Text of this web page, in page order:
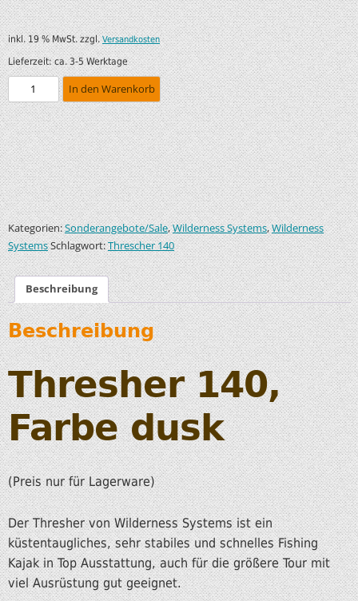
inkl. 19 % MwSt. zzgl.Versandkosten
Lieferzeit:ca. 3-5 Werktage
In den Warenkorb
Kategorien:Sonderangebote/Sale,Wilderness Systems,Wilderness
SystemsSchlagwort:Threscher 140
Beschreibung
Beschreibung
Thresher 140,
Farbe dusk
(Preis nur für Lagerware)
Der Thresher von Wilderness Systems ist ein
küstentaugliches, sehr stabiles und schnelles Fishing
Kajak in Top Ausstattung, auch für die größere Tour mit
viel Ausrüstung gut geeignet.